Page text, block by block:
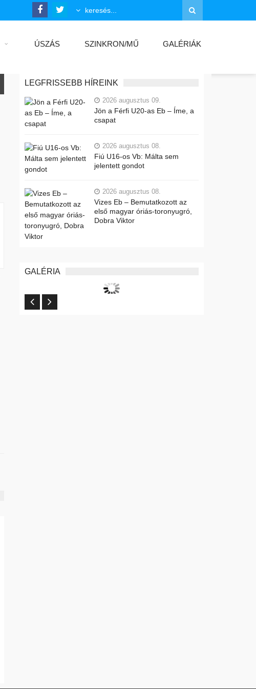
ÚSZÁS SZINKRON/MŰ GALÉRIÁK
LEGFRISSEBB HÍREINK
2026 augusztus 09.
Jön a Férfi U20-as Eb – Íme, a
csapat
2026 augusztus 08.
Fiú U16-os Vb: Málta sem
jelentett gondot
2026 augusztus 08.
Vizes Eb – Bemutatkozott az
első magyar óriás-toronyugró,
Dobra Viktor
GALÉRIA